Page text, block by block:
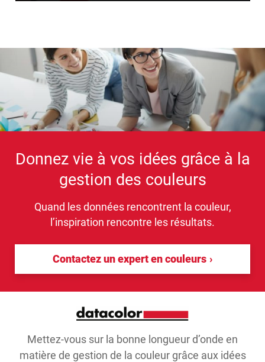
Donnez vie à vos idées grâce à la
gestion des couleurs
Quand les données rencontrent la couleur,
l’inspiration rencontre les résultats.
Contactez un expert en couleurs
Mettez-vous sur la bonne longueur d’onde en
matière de gestion de la couleur grâce aux idées